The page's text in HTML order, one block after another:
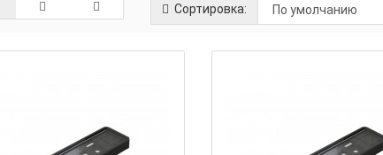
Сортировка: